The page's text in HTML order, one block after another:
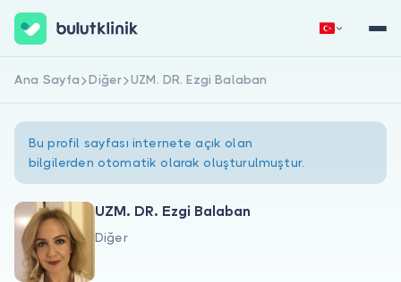
Hakkımızda
Hemen Kaydol Giriş Yap
Ana Sayfa Diğer UZM. DR. Ezgi Balaban
Bu profil sayfası internete açık olan
bilgilerden otomatik olarak oluşturulmuştur.
UZM. DR. Ezgi Balaban
Diğer